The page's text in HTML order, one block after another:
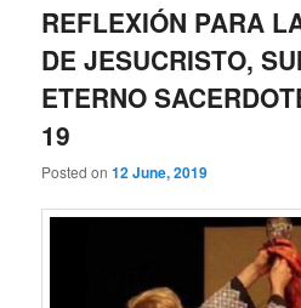
REFLEXIÓN PARA
DE JESUCRISTO,
ETERNO
19
Posted on12 June, 2019